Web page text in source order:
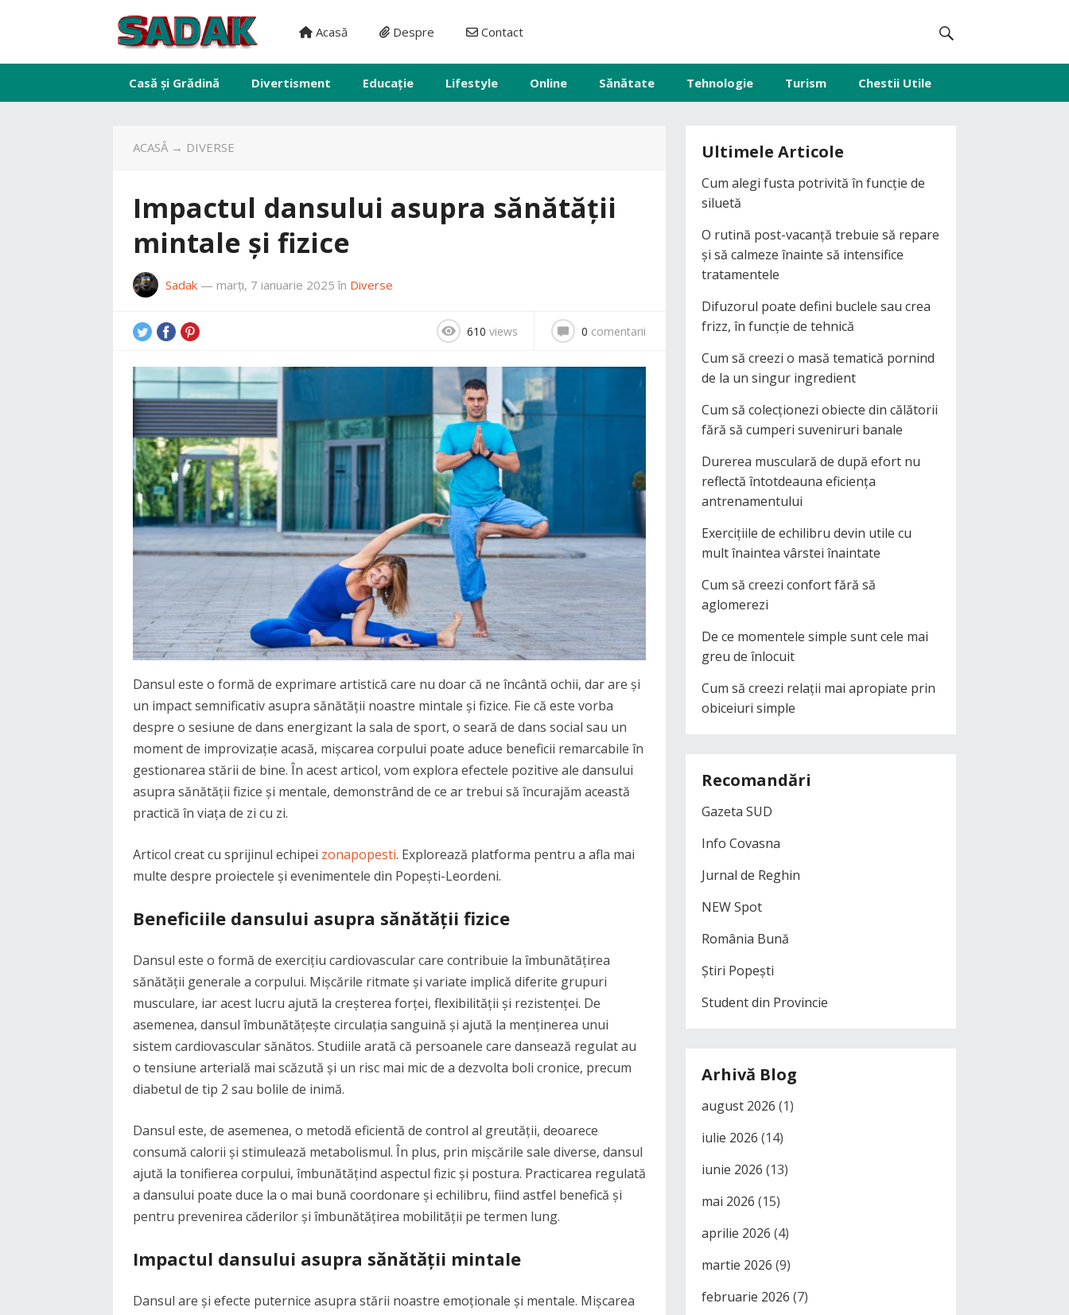
Acasă Despre Contact
Casă și Grădină Divertisment Educație Lifestyle Online Sănătate Tehnologie Turism Chestii Utile
ACASĂ→ DIVERSE
Impactul dansului asupra sănătății
mintale și fizice
Sadak — marți, 7 ianuarie 2025 în Diverse
610 views 0 comentarii
Dansul este o formă de exprimare artistică care nu doar că ne încântă ochii, dar are și
un impact semnificativ asupra sănătății noastre mintale și fizice. Fie că este vorba
despre o sesiune de dans energizant la sala de sport, o seară de dans social sau un
moment de improvizație acasă, mișcarea corpului poate aduce beneficii remarcabile în
gestionarea stării de bine. În acest articol, vom explora efectele pozitive ale dansului
asupra sănătății fizice și mentale, demonstrând de ce ar trebui să încurajăm această
practică în viața de zi cu zi.
Articol creat cu sprijinul echipei zonapopesti. Explorează platforma pentru a afla mai
multe despre proiectele și evenimentele din Popești-Leordeni.
Beneficiile dansului asupra sănătății fizice
Dansul este o formă de exercițiu cardiovascular care contribuie la îmbunătățirea
sănătății generale a corpului. Mișcările ritmate și variate implică diferite grupuri
musculare, iar acest lucru ajută la creșterea forței, flexibilității și rezistenței. De
asemenea, dansul îmbunătățește circulația sanguină și ajută la menținerea unui
sistem cardiovascular sănătos. Studiile arată că persoanele care dansează regulat au
o tensiune arterială mai scăzută și un risc mai mic de a dezvolta boli cronice, precum
diabetul de tip 2 sau bolile de inimă.
Dansul este, de asemenea, o metodă eficientă de control al greutății, deoarece
consumă calorii și stimulează metabolismul. În plus, prin mișcările sale diverse, dansul
ajută la tonifierea corpului, îmbunătățind aspectul fizic și postura. Practicarea regulată
a dansului poate duce la o mai bună coordonare și echilibru, fiind astfel benefică și
pentru prevenirea căderilor și îmbunătățirea mobilității pe termen lung.
Impactul dansului asupra sănătății mintale
Dansul are și efecte puternice asupra stării noastre emoționale și mentale. Mișcarea
Ultimele Articole
Cum alegi fusta potrivită în funcție de
siluetă
O rutină post-vacanță trebuie să repare
și să calmeze înainte să intensifice
tratamentele
Difuzorul poate defini buclele sau crea
frizz, în funcție de tehnică
Cum să creezi o masă tematică pornind
de la un singur ingredient
Cum să colecționezi obiecte din călătorii
fără să cumperi suveniruri banale
Durerea musculară de după efort nu
reflectă întotdeauna eficiența
antrenamentului
Exercițiile de echilibru devin utile cu
mult înaintea vârstei înaintate
Cum să creezi confort fără să
aglomerezi
De ce momentele simple sunt cele mai
greu de înlocuit
Cum să creezi relații mai apropiate prin
obiceiuri simple
Recomandări
Gazeta SUD
Info Covasna
Jurnal de Reghin
NEW Spot
România Bună
Știri Popești
Student din Provincie
Arhivă Blog
august 2026 (1)
iulie 2026 (14)
iunie 2026 (13)
mai 2026 (15)
aprilie 2026 (4)
martie 2026 (9)
februarie 2026 (7)